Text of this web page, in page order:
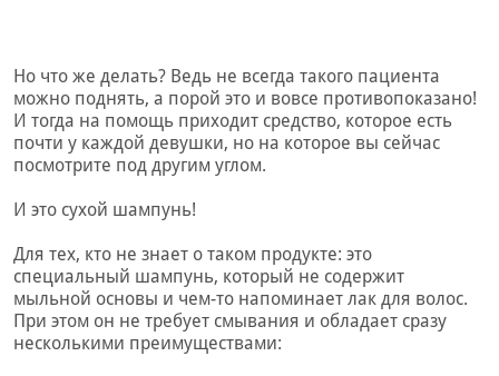
Но что же делать? Ведь не всегда такого пациента
можно поднять, а порой это и вовсе противопоказано!
И тогда на помощь приходит средство, которое есть
почти у каждой девушки, но на которое вы сейчас
посмотрите под другим углом.
И это сухой шампунь!
Для тех, кто не знает о таком продукте: это
специальный шампунь, который не содержит
мыльной основы и чем-то напоминает лак для волос.
При этом он не требует смывания и обладает сразу
несколькими преимуществами: